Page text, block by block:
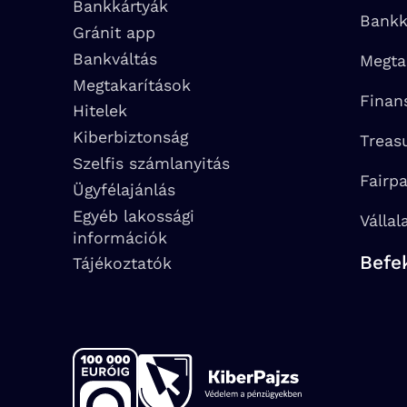
Bankkártyák
Gránit app
Bankváltás
Megtakarítások
Hitelek
Kiberbiztonság
Szelfis számlanyitás
Ügyfélajánlás
Egyéb lakossági
információk
Tájékoztatók